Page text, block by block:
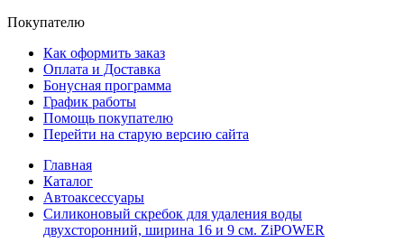
Покупателю
Как оформить заказ
Оплата и Доставка
Бонусная программа
График работы
Помощь покупателю
Перейти на старую версию сайта
Главная
Каталог
Автоаксессуары
Силиконовый скребок для удаления воды
двухсторонний, ширина 16 и 9 см. ZiPOWER